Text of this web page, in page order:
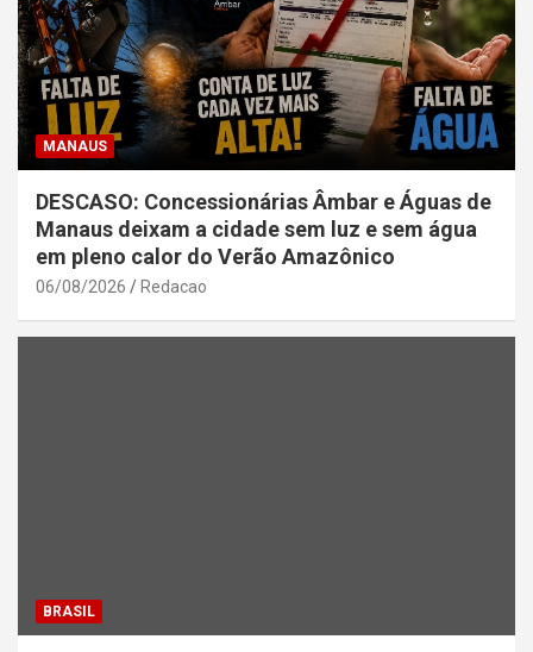
MANAUS
DESCASO: Concessionárias Âmbar e Águas de
Manaus deixam a cidade sem luz e sem água
em pleno calor do Verão Amazônico
06/08/2026 Redacao
BRASIL